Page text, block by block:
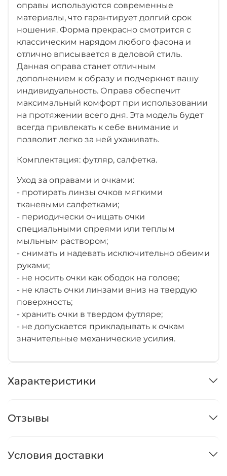
оправы используются современные
материалы, что гарантирует долгий срок
ношения. Форма прекрасно смотрится с
классическим нарядом любого фасона и
отлично вписывается в деловой стиль.
Данная оправа станет отличным
дополнением к образу и подчеркнет вашу
индивидуальность. Оправа обеспечит
максимальный комфорт при использовании
на протяжении всего дня. Эта модель будет
всегда привлекать к себе внимание и
позволит легко за ней ухаживать.
Комплектация: футляр, салфетка.
Уход за оправами и очками:
- протирать линзы очков мягкими
тканевыми салфетками;
- периодически очищать очки
специальными спреями или теплым
мыльным раствором;
- снимать и надевать исключительно обеими
руками;
- не носить очки как ободок на голове;
- не класть очки линзами вниз на твердую
поверхность;
- хранить очки в твердом футляре;
- не допускается прикладывать к очкам
значительные механические усилия.
Характеристики
Отзывы
Условия доставки